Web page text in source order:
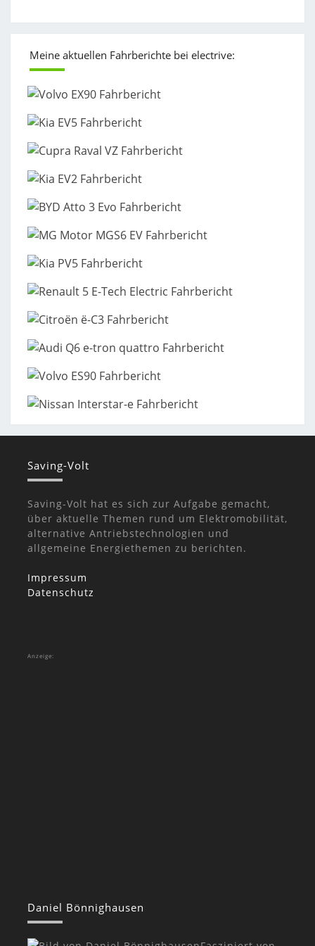
Meine aktuellen Fahrberichte bei electrive:
Saving-Volt
Saving-Volt hat es sich zur Aufgabe gemacht,
über aktuelle Themen rund um Elektromobilität,
alternative Antriebstechnologien und
allgemeine Energiethemen zu berichten.
Impressum
Datenschutz
Anzeige:
Daniel Bönnighausen